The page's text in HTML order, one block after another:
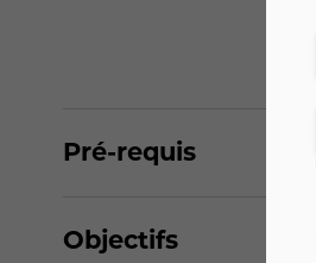
Pré-requis
Objectifs